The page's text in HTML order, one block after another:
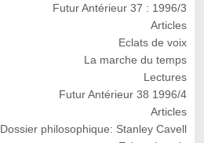
Futur Antérieur 37 : 1996/3
Articles
Eclats de voix
La marche du temps
Lectures
Futur Antérieur 38 1996/4
Articles
Dossier philosophique: Stanley Cavell